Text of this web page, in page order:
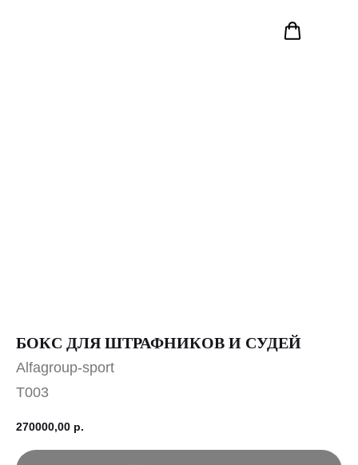
БОКС ДЛЯ ШТРАФНИКОВ И СУДЕЙ
Alfagroup-sport
T003
270000,00 р.